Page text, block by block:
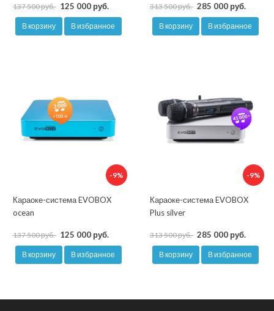
137 500 руб. 125 000 руб.
В корзину В избранное
313 500 руб. 285 000 руб.
В корзину В избранное
-9%
Караоке-система EVOBOX
ocean
137 500 руб. 125 000 руб.
В корзину В избранное
-9%
Караоке-система EVOBOX
Plus silver
313 500 руб. 285 000 руб.
В корзину В избранное